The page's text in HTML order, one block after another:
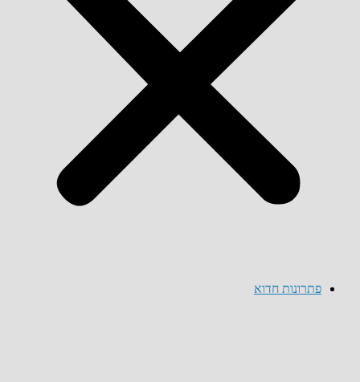
פתרונות חדוא